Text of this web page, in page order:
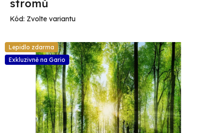
stromů
Kód: Zvolte variantu
Lepidlo zdarma
Exkluzivně na Gario